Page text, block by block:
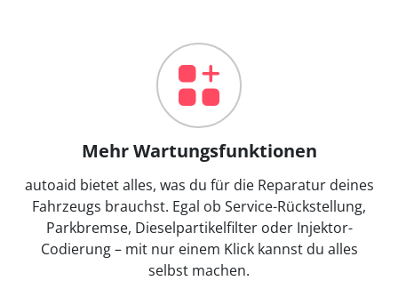
Mehr Wartungsfunktionen
autoaid bietet alles, was du für die Reparatur deines
Fahrzeugs brauchst. Egal ob Service-Rückstellung,
Parkbremse, Dieselpartikelfilter oder Injektor-
Codierung – mit nur einem Klick kannst du alles
selbst machen.